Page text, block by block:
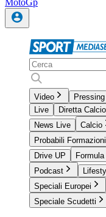
MotoGp
Video Pressing
Live
Diretta Calcio
News Live
Calcio
Probabili Formazioni
Drive UP
Podcast
Speciali Europei
Speciale Scudetti